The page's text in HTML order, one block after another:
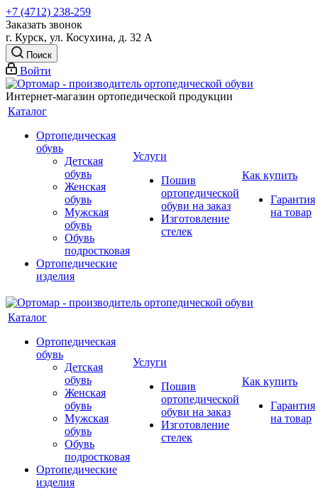
+7 (4712) 238-259
Заказать звонок
г. Курск, ул. Косухина, д. 32 А
Поиск
Войти
Интернет-магазин ортопедической продукции
Каталог
Ортопедическая
обувь
Детская
обувь
Женская
обувь
Мужская
обувь
Обувь
подростковая
Ортопедические
изделия
Услуги
Пошив
ортопедической
обуви на заказ
Изготовление
стелек
Как купить
Гарантия
на товар
Каталог
Ортопедическая
обувь
Детская
обувь
Женская
обувь
Мужская
обувь
Обувь
подростковая
Ортопедические
изделия
Услуги
Пошив
ортопедической
обуви на заказ
Изготовление
стелек
Как купить
Гарантия
на товар